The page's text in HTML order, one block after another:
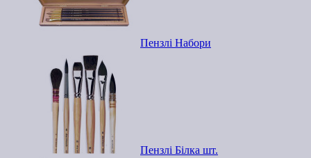
Пензлі Набори
Пензлі Білка шт.